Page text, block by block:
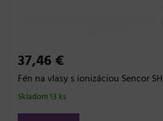
37,46 €
Fén na vlasy s ionizáciou Sencor
Skladom 13 ks